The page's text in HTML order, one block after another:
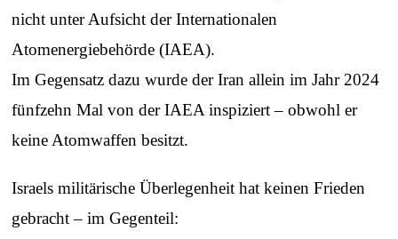
nicht unter Aufsicht der Internationalen
Atomenergiebehörde (IAEA).
Im Gegensatz dazu wurde der Iran allein im Jahr 2024
fünfzehn Mal von der IAEA inspiziert – obwohl er
keine Atomwaffen besitzt.
Israels militärische Überlegenheit hat keinen Frieden
gebracht – im Gegenteil: